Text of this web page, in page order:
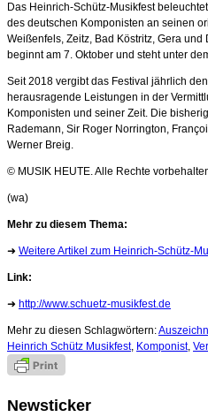
Das Heinrich-Schütz-Musikfest
des deutschen Komponisten an seinen
Weißenfels, Zeitz, Bad Köstritz, Gera
beginnt am 7. Oktober und steht unter
Seit 2018 vergibt das Festival jährlich
herausragende Leistungen in der
Komponisten und seiner Zeit. Die
Rademann, Sir Roger Norrington,
Werner Breig.
© MUSIK HEUTE. Alle Rechte
(wa)
Mehr zu diesem Thema:
➜ Weitere Artikel zum Heinrich-Schütz-
Link:
➜ http://www.schuetz-musikfest.de
Mehr zu diesen Schlagwörtern:
Heinrich Schütz Musikfest, Komponist,
Newsticker